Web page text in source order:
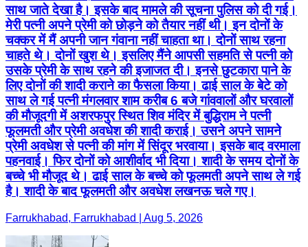
साथ जाते देखा है। इसके बाद मामले की सूचना पुलिस को दी गई।
मेरी पत्नी अपने प्रेमी को छोड़ने को तैयार नहीं थी। इन दोनों के
चक्कर में मैं अपनी जान गंवाना नहीं चाहता था। दोनों साथ रहना
चाहते थे। दोनों खुश थे। इसलिए मैंने आपसी सहमति से पत्नी को
उसके प्रेमी के साथ रहने की इजाजत दी। इनसे छुटकारा पाने के
लिए दोनों की शादी कराने का फैसला किया। ढाई साल के बेटे को
साथ ले गई पत्नी मंगलवार शाम करीब 6 बजे गांववालों और घरवालों
की मौजूदगी में अशरफपुर स्थित शिव मंदिर में बुद्धिराम ने पत्नी
फूलमती और प्रेमी अवधेश की शादी कराई। उसने अपने सामने
प्रेमी अवधेश से पत्नी की मांग में सिंदूर भरवाया। इसके बाद वरमाला
पहनवाई। फिर दोनों को आशीर्वाद भी दिया। शादी के समय दोनों के
बच्चे भी मौजूद थे। ढाई साल के बच्चे को फूलमती अपने साथ ले गई
है। शादी के बाद फूलमती और अवधेश लखनऊ चले गए।
Farrukhabad, Farrukhabad | Aug 5, 2026